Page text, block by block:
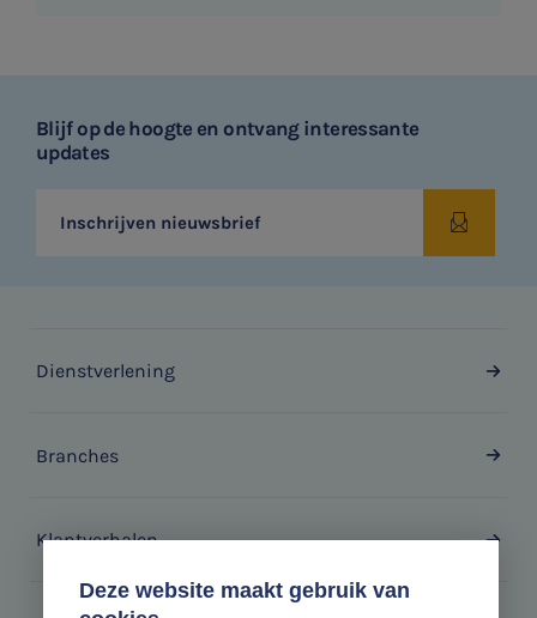
Deze website maakt gebruik van
Blijf op de hoogte en ontvang interessante
updates
Inschrijven nieuwsbrief
Dienstverlening
Branches
Klantverhalen